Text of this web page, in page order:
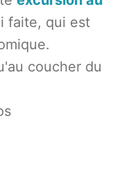
faite, qui est
coucher du